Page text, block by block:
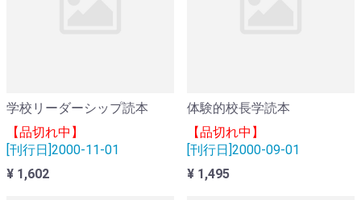
学校リーダーシップ読本
【品切れ中】
[刊行日]2000-11-01
¥ 1,602
体験的校長学読本
【品切れ中】
[刊行日]2000-09-01
¥ 1,495